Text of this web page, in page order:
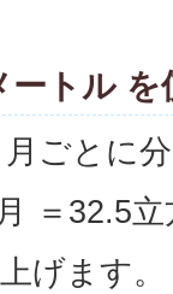
トル を
ごとに
＝32.5
げます。